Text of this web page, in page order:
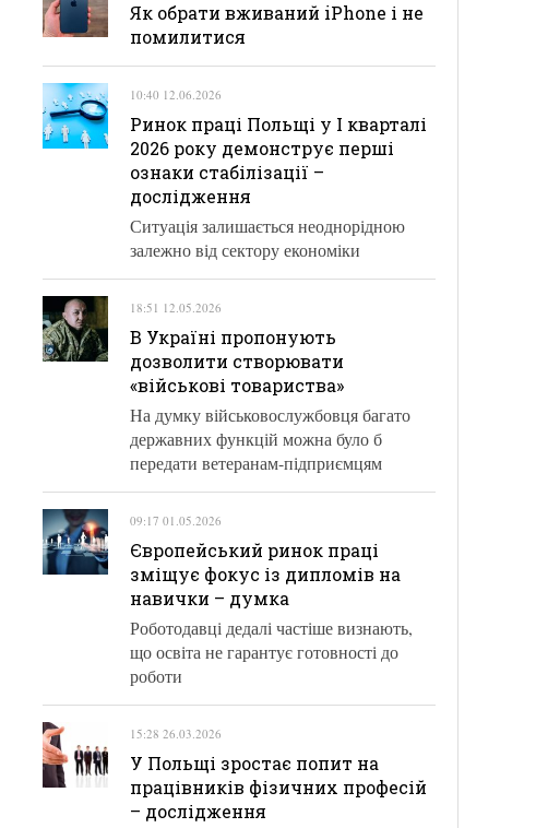
Як обрати вживаний iPhone і не
помилитися
10:40 12.06.2026
Ринок праці Польщі у І кварталі
2026 року демонструє перші
ознаки стабілізації –
дослідження
Ситуація залишається неоднорідною
залежно від сектору економіки
18:51 12.05.2026
В Україні пропонують
дозволити створювати
«військові товариства»
На думку військовослужбовця багато
державних функцій можна було б
передати ветеранам-підприємцям
09:17 01.05.2026
Європейський ринок праці
зміщує фокус із дипломів на
навички – думка
Роботодавці дедалі частіше визнають,
що освіта не гарантує готовності до
роботи
15:28 26.03.2026
У Польщі зростає попит на
працівників фізичних професій
– дослідження